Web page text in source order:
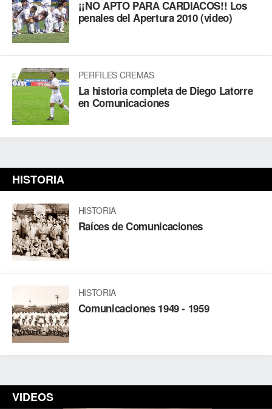
¡¡NO APTO PARA CARDIACOS!! Los
penales del Apertura 2010 (video)
PERFILES CREMAS
La historia completa de Diego Latorre
en Comunicaciones
HISTORIA
HISTORIA
Raíces de Comunicaciones
HISTORIA
Comunicaciones 1949 - 1959
VIDEOS